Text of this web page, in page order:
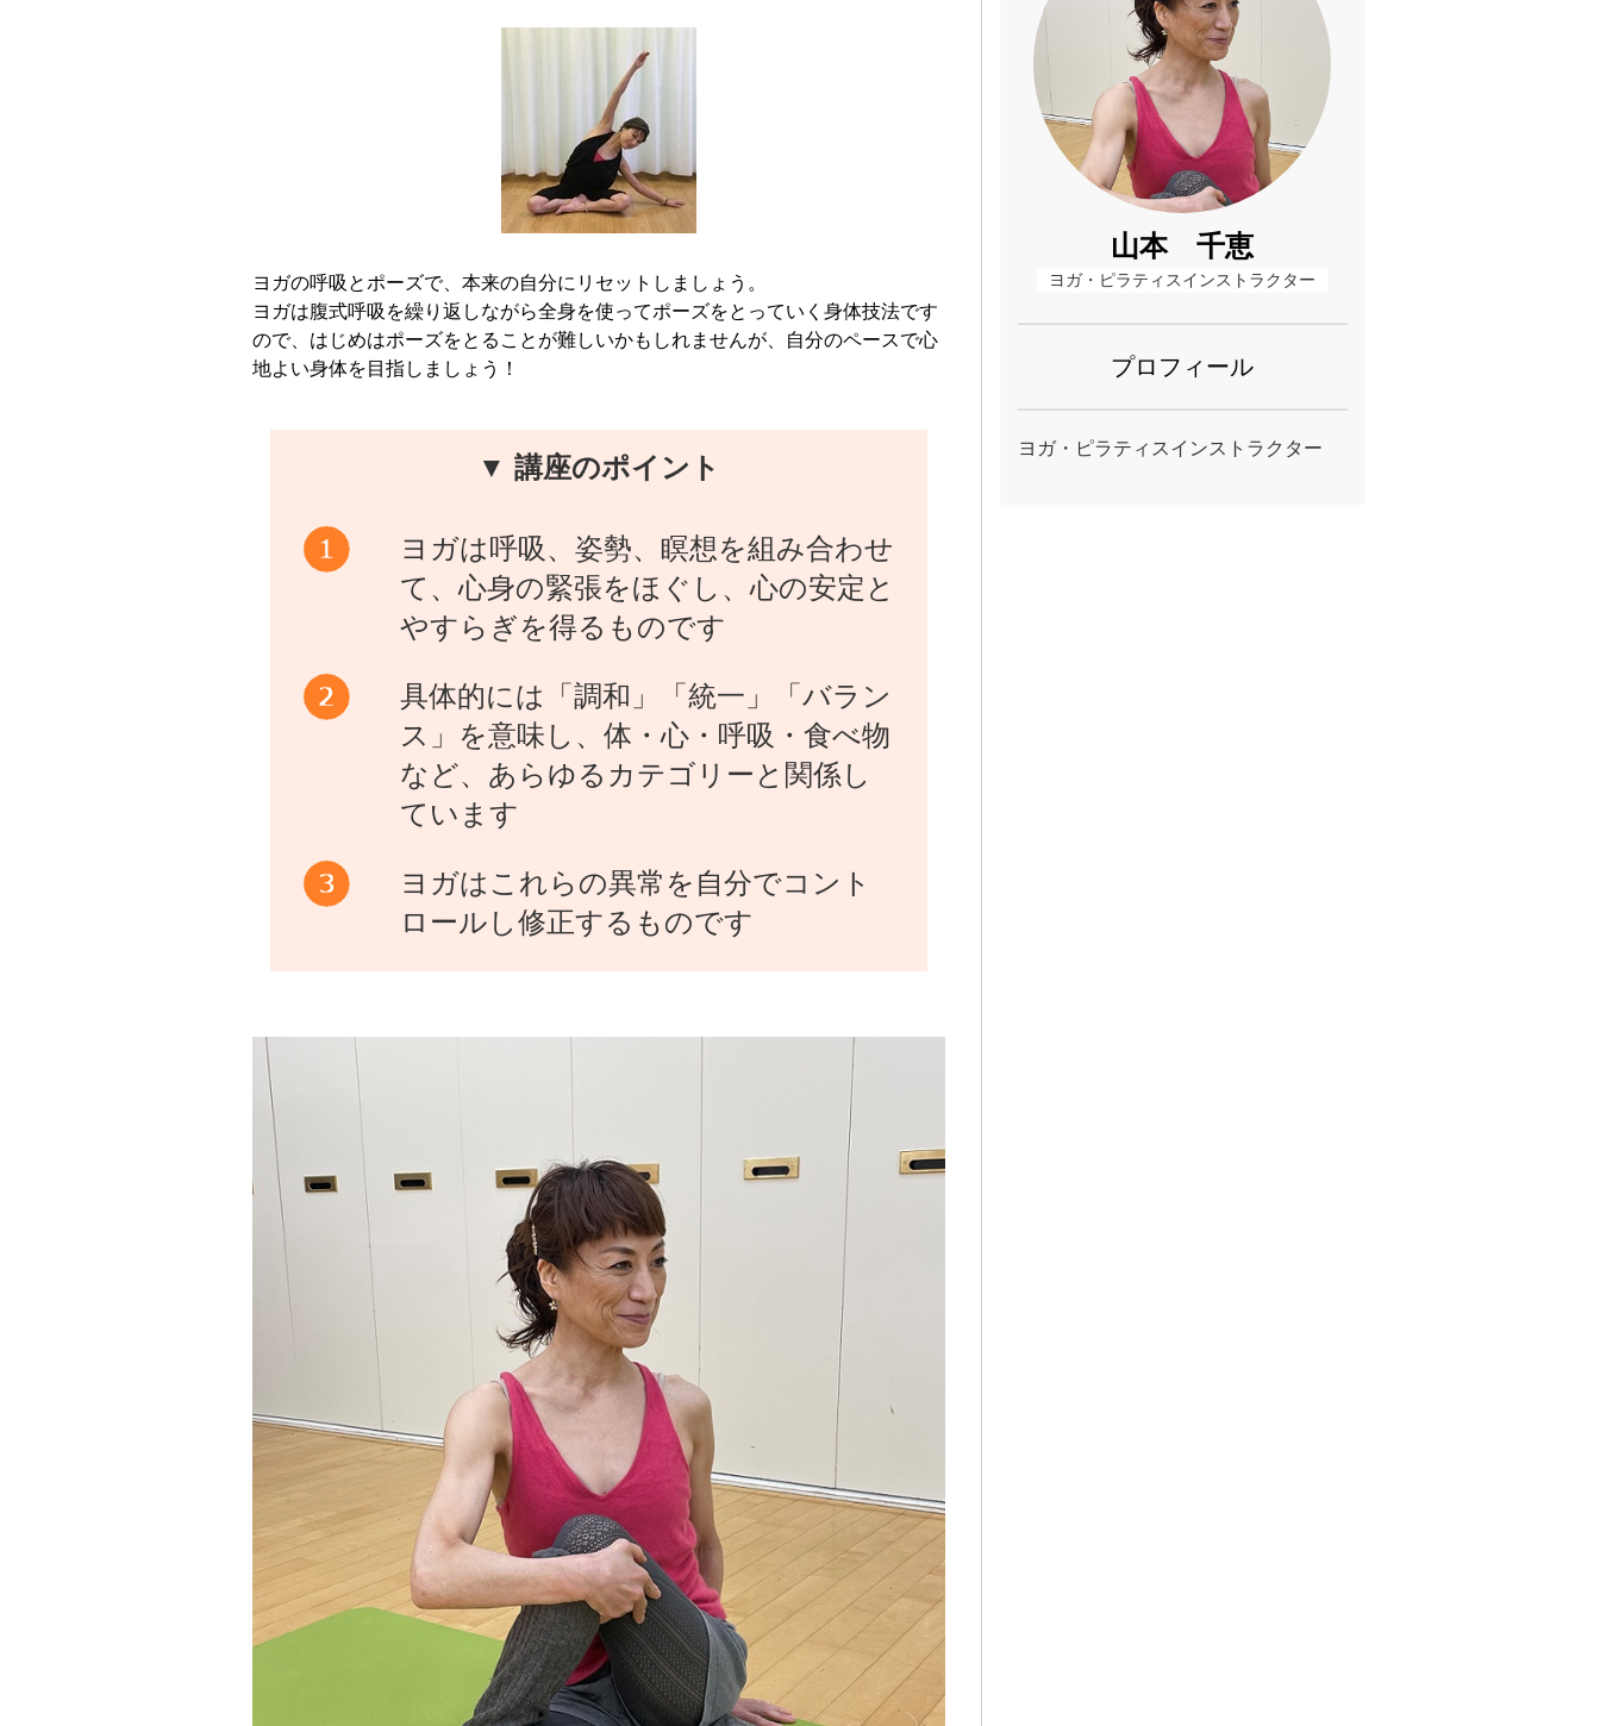
ヨガの呼吸とポーズで、本来の自分にリセットしましょう。
ヨガは腹式呼吸を繰り返しながら全身を使ってポーズをとっていく身体技法です
ので、はじめはポーズをとることが難しいかもしれませんが、自分のペースで心
地よい身体を目指しましょう！
▼ 講座のポイント
ヨガは呼吸、姿勢、瞑想を組み合わせ
て、心身の緊張をほぐし、心の安定と
やすらぎを得るものです
具体的には「調和」「統一」「バラン
ス」を意味し、体・心・呼吸・食べ物
など、あらゆるカテゴリーと関係し
ています
ヨガはこれらの異常を自分でコント
ロールし修正するものです
山本 千恵
ヨガ・ピラティスインストラクター
プロフィール
ヨガ・ピラティスインストラクター